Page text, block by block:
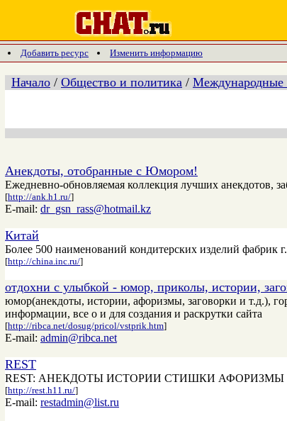
Добавить ресурс Изменить информацию
Начало / Общество и политика / Международные
Анекдоты, отобранные с Юмором!
Ежедневно-обновляемая коллекция лучших анекдотов,
[http://ank.h1.ru/]
E-mail: dr_gsn_rass@hotmail.kz
Китай
Более 500 наименований кондитерских изделий фабрик
[http://china.inc.ru/]
отдохни с улыбкой - юмор, приколы, истории,
юмор(анекдоты, истории, афоризмы, заговорки и т.д.),
информации, все о и для создания и раскрутки сайта
[http://ribca.net/dosug/pricol/vstprik.htm]
E-mail: admin@ribca.net
REST
REST: АНЕКДОТЫ ИСТОРИИ СТИШКИ
[http://rest.h11.ru/]
E-mail: restadmin@list.ru